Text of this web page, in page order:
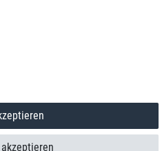
Montag bis Freitag von 9 Uhr - 18 Uhr.
GmbH